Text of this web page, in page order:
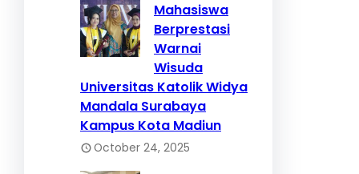
Mahasiswa
Berprestasi
Warnai
Wisuda
Universitas Katolik Widya
Mandala Surabaya
Kampus Kota Madiun
October 24, 2025